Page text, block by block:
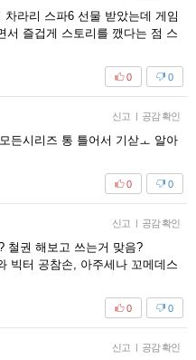
라리 스파6 선물 받았는데 게임
서 즐겁게 스토리를 깼다는 점 스
0
0
신고 | 공감 확인
든시리즈 통 틀어서 기삳ㅗ 알아
0
0
신고 | 공감 확인
철권 해보고 쓰는거 맞음?
빅터 공참손, 아주세나 꼬메데스
0
0
신고 | 공감 확인